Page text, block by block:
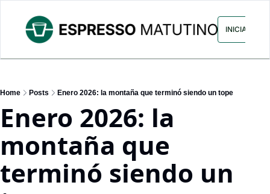
ARCHIVO ANUNCIA CON
INICIAR
Home Posts Enero 2026: la montaña que terminó siendo un tope
Enero 2026: la
montaña que
terminó siendo un